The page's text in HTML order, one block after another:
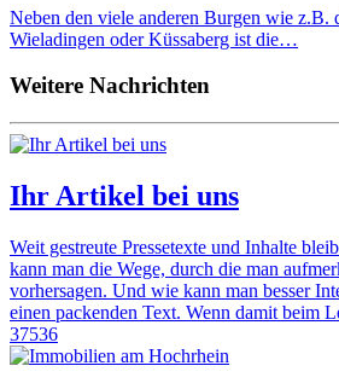
Neben den viele anderen Burgen wie z.B.
Wieladingen oder Küssaberg ist die…
Weitere Nachrichten
Ihr Artikel bei uns
Weit gestreute Pressetexte und Inhalte
kann man die Wege, durch die man
vorhersagen. Und wie kann man besser
einen packenden Text. Wenn damit beim
37536